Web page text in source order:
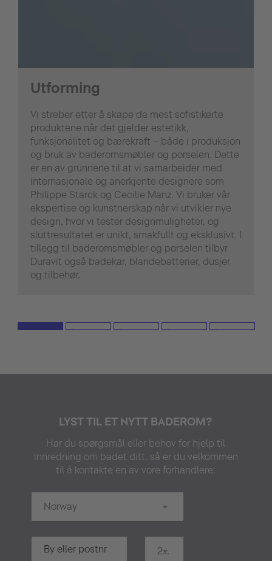
Utforming
Vi streber etter å skape de mest sofistikerte
produktene når det gjelder estetikk,
funksjonalitet og bærekraft – både i produksjon
og bruk av baderomsmøbler og porselen. Dette
er en av grunnene til at vi samarbeider med
internasjonale og anerkjente designere som
Philippe Starck og Cecilie Manz. Vi bruker vår
ekspertise og kunstnerskap når vi utvikler nye
design, hvor vi tester designmuligheter, og
sluttresultatet er unikt, smakfullt og eksklusivt. I
tillegg til baderomsmøbler og porselen tilbyr
Duravit også badekar, blandebatterier, dusjer
og tilbehør.
LYST TIL ET NYTT BADEROM?
Har du spørgsmål eller behov for hjelp til
innredning om badet ditt, så er du velkommen
til å kontakte en av vore forhandlere:
Norway
20 km